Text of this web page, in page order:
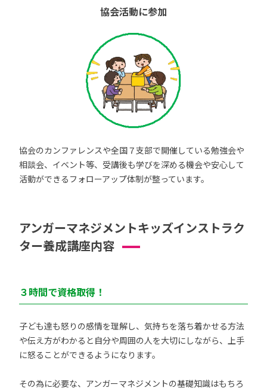
協会活動に参加
協会のカンファレンスや全国７支部で開催している勉強会や
相談会、イベント等、受講後も学びを深める機会や安心して
活動ができるフォローアップ体制が整っています。
アンガーマネジメントキッズインストラク
ター養成講座内容
３時間で資格取得！
子ども達も怒りの感情を理解し、気持ちを落ち着かせる方法
や伝え方がわかると自分や周囲の人を大切にしながら、上手
に怒ることができるようになります。
その為に必要な、アンガーマネジメントの基礎知識はもちろ